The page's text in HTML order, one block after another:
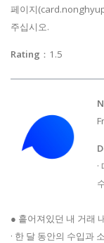
페이지
주십시오.
Rating ：
● 흩어져있던 내 거래
· 한 달 동안의 수입과